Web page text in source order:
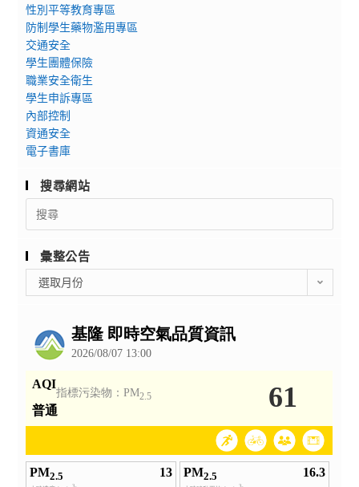
性別平等教育專區
防制學生藥物濫用專區
交通安全
學生團體保險
職業安全衛生
學生申訴專區
內部控制
資通安全
電子書庫
搜尋網站
Search
for:
彙整公告
整
選取月份